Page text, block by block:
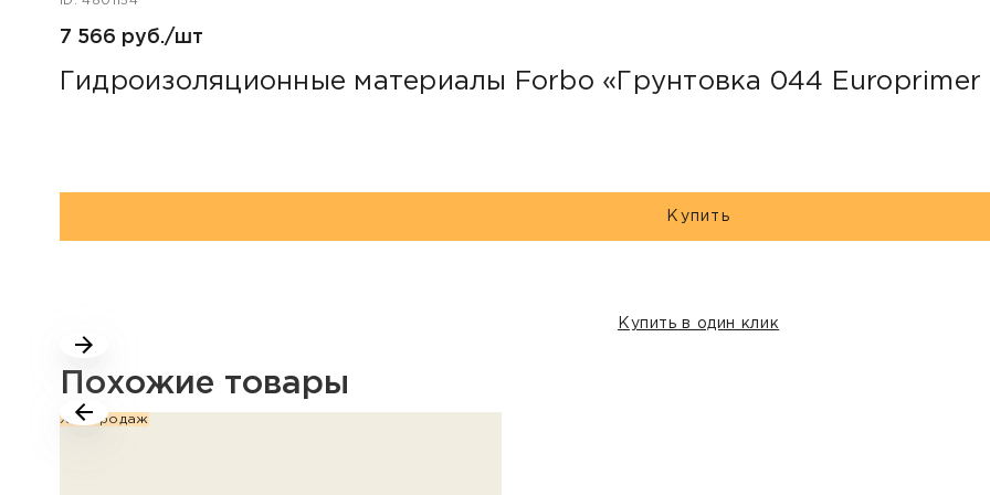
7 566 руб./шт
Гидроизоляционные материалы Forbo «Грунтовка 044 Europrimer
Купить
Купить в один клик
Похожие товары
Хит продаж